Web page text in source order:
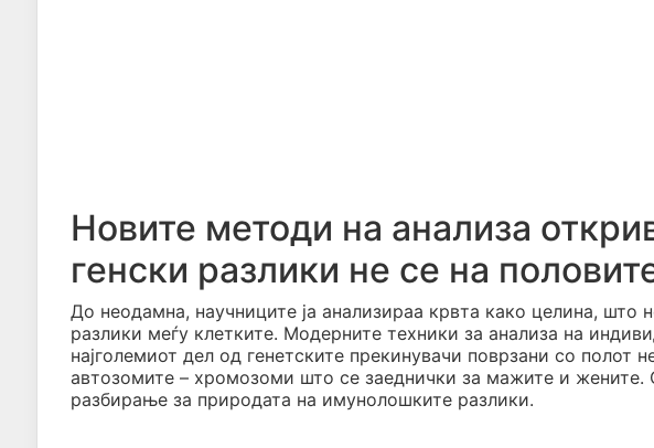
Новите методи на анализа
генски разлики не се на
До неодамна, научниците ја анализираа крвта како целина, што
разлики меѓу клетките. Модерните техники за анализа на
најголемиот дел од генетските прекинувачи поврзани со полот
автозомите – хромозоми што се заеднички за мажите и
разбирање за природата на имунолошките разлики.